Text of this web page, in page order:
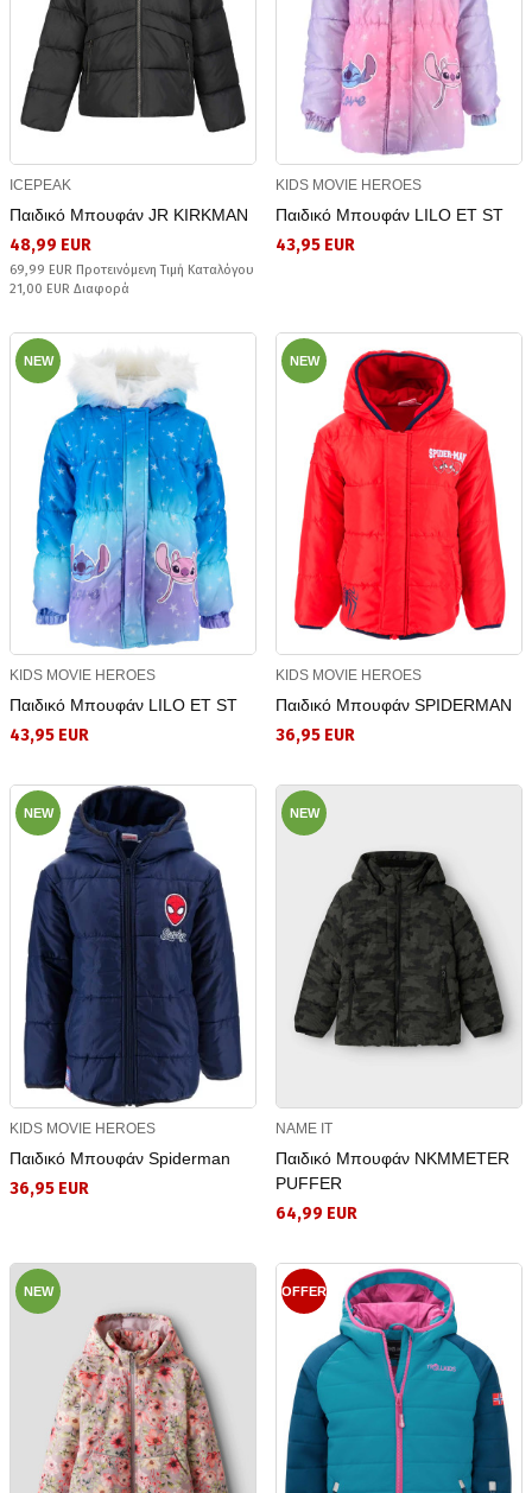
ICEPEAK
Παιδικό Μπουφάν JR KIRKMAN
48,99 EUR
69,99 EUR Προτεινόμενη Τιμή Καταλόγου
21,00 EUR Διαφορά
KIDS MOVIE HEROES
Παιδικό Μπουφάν LILO ET ST
43,95 EUR
NEW
KIDS MOVIE HEROES
Παιδικό Μπουφάν LILO ET ST
43,95 EUR
NEW
KIDS MOVIE HEROES
Παιδικό Μπουφάν SPIDERMAN
36,95 EUR
NEW
KIDS MOVIE HEROES
Παιδικό Μπουφάν Spiderman
36,95 EUR
NEW
NAME IT
Παιδικό Μπουφάν NKMMETER
PUFFER
64,99 EUR
NEW OFFER